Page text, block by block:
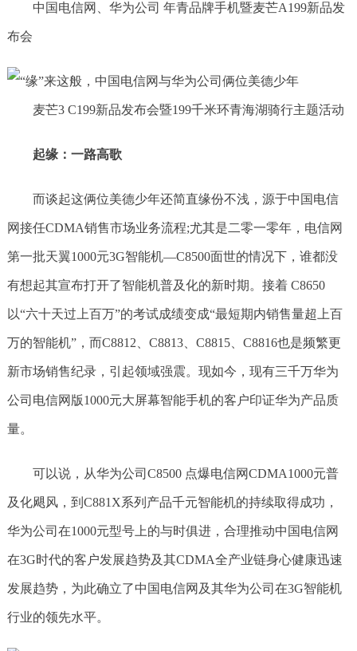
中国电信网、华为公司 年青品牌手机暨麦芒A199新品发
布会
麦芒3 C199新品发布会暨199千米环青海湖骑行主题活动
起缘：一路高歌
而谈起这俩位美德少年还简直缘份不浅，源于中国电信
网接任CDMA销售市场业务流程;尤其是二零一零年，电信网
第一批天翼1000元3G智能机—C8500面世的情况下，谁都没
有想起其宣布打开了智能机普及化的新时期。接着 C8650
以“六十天过上百万”的考试成绩变成“最短期内销售量超上百
万的智能机”，而C8812、C8813、C8815、C8816也是频繁更
新市场销售纪录，引起领域强震。现如今，现有三千万华为
公司电信网版1000元大屏幕智能手机的客户印证华为产品质
量。
可以说，从华为公司C8500 点爆电信网CDMA1000元普
及化飓风，到C881X系列产品千元智能机的持续取得成功，
华为公司在1000元型号上的与时俱进，合理推动中国电信网
在3G时代的客户发展趋势及其CDMA全产业链身心健康迅速
发展趋势，为此确立了中国电信网及其华为公司在3G智能机
行业的领先水平。